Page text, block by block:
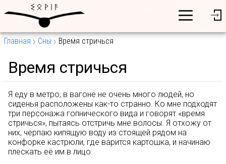
Главная Сны Время стричься
Время стричься
Я еду в метро, в вагоне не очень много людей, но
сиденья расположены как-то странно. Ко мне подходят
три персонажа гопнического вида и говорят «время
стричься», пытаясь отстричь мне волосы. Я отхожу от
них, черпаю кипящую воду из стоящей рядом на
конфорке кастрюли, где варится картошка, и начинаю
плескать её им в лицо.